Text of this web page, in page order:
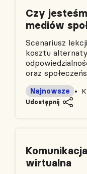
Czy
mediów
Scenariusz
kosztu
oraz
Najnowsze
Udostępnij
wirtualna